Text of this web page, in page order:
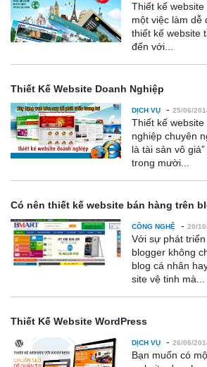
Thiết kế
một việc làm dễ
thiết kế website
đến với...
Thiết Kế Website Doanh Nghiệp
DỊCH VỤ - 25/06/
Thiết kế
nghiệp chuyên
là tài sản vô
trong mười...
Có nên thiết kế website bán hàng trên
CÔNG NGHỆ - 20/
Với sự phát
blogger không
blog cá nhân
site vệ tinh mà...
Thiết Kế Website WordPress
DỊCH VỤ - 26/06/
Bạn muốn có